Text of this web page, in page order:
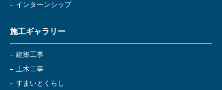
インターンシップ
施工ギャラリー
建築工事
土木工事
すまいとくらし